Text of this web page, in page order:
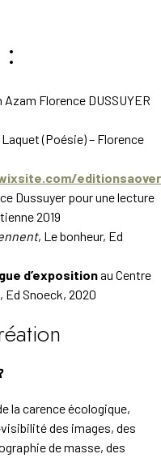
Florence DUSSUYER
(Poésie) – Florence
editionsaover
Dussuyer pour une lecture
2019
, Le bonheur, Ed
d’expositionau Centre
Ed Snoeck, 2020
la carence écologique,
visibilité des images, des
de masse, des